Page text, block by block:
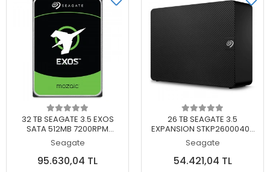
Sepete Ekle
32 TB SEAGATE 3.5 EXOS
SATA 512MB 7200RPM
ST32000NM004K (5 YIL
RESMI DISTI GARANTILI)
Seagate
95.630,04 TL
Sepete Ekle
26 TB SEAGATE 3.5
EXPANSION STKP26000400
TAŞINABİLİR DİSK
Seagate
54.421,04 TL